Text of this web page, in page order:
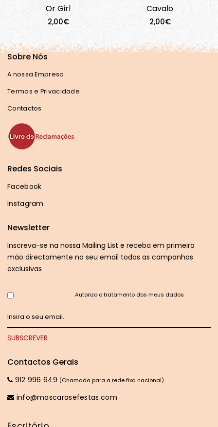
Or Girl
2,00€
Cavalo
2,00€
Sobre Nós
A nossa Empresa
Termos e Privacidade
Contactos
Redes Sociais
Facebook
Instagram
Newsletter
Inscreva-se na nossa Mailing List e receba em primeira
mão directamente no seu email todas as campanhas
exclusivas
Autorizo o tratamento dos meus dados
Contactos Gerais
912 996 649 (Chamada para a rede fixa nacional)
info@mascarasefestas.com